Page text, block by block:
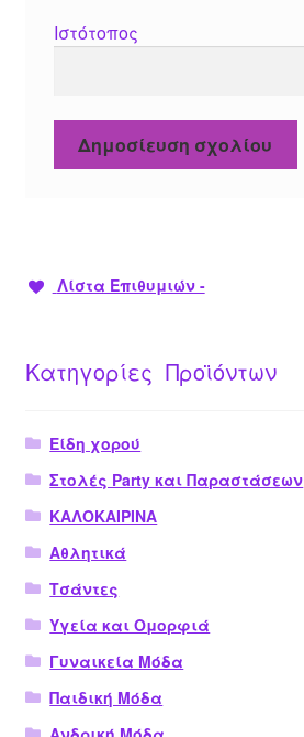
Ιστότοπος
Λίστα Επιθυμιών -
Κατηγορίες Προϊόντων
Είδη χορού
Στολές Party και Παραστάσεων
ΚΑΛΟΚΑΙΡΙΝΑ
Αθλητικά
Τσάντες
Υγεία και Ομορφιά
Γυναικεία Μόδα
Παιδική Μόδα